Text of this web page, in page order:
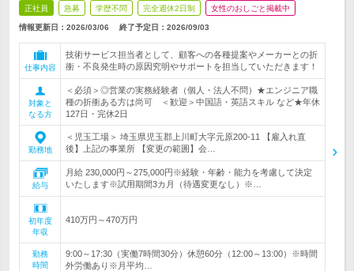
正社員 急募 学歴不問 完全週休2日制 女性のおしごと掲載中
情報更新日：2026/03/06 終了予定日： 2026/09/03
仕事内容
技術サービス担当者として、顧客への各種提案やメーカーとの折
衝・不良発生時の原因究明やサポートを担当していただきます！
対象と
なる方
＜必須＞◎営業の実務経験者（個人・法人不問）★エンジニア職
種の折衝ある方は尚可 ＜歓迎＞中国語・英語スキル など★年休
127日・完休2日
勤務地
＜児玉工場＞ 埼玉県児玉郡上川町大字元原200-11 【雇入れ直
後】上記の事業所 【変更の範囲】会…
給与
月給 230,000円～275,000円※経験・年齢・能力を考慮して決定
いたします※試用期間3カ月（待遇変更なし）※…
初年度
年収
410万円～470万円
勤務
時間
9:00～17:30（実働7時間30分）休憩60分（12:00～13:00）※時間
外労働あり※月平均…